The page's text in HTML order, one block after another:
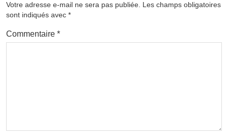
Votre adresse e-mail ne sera pas publiée. Les champs obligatoires
sont indiqués avec *
Commentaire *